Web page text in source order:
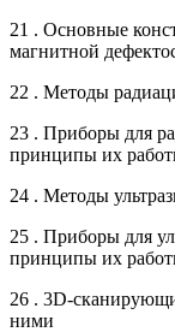
21 . Основные
магнитной
22 . Методы
23 . Приборы для
принципы их
24 . Методы
25 . Приборы для
принципы их
26 . 3D-
ними